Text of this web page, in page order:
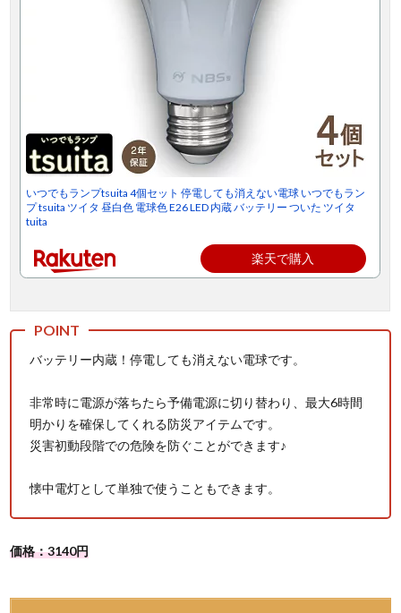
いつでもランプtsuita 4個セット 停電しても消えない電球 いつでもラン
プ tsuita ツイタ 昼白色 電球色 E26 LED 内蔵 バッテリー ついた ツイタ
tuita
楽天で購入
バッテリー内蔵！停電しても消えない電球です。
非常時に電源が落ちたら予備電源に切り替わり、最大6時間
明かりを確保してくれる防災アイテムです。
災害初動段階での危険を防ぐことができます♪
懐中電灯として単独で使うこともできます。
価格：3140円